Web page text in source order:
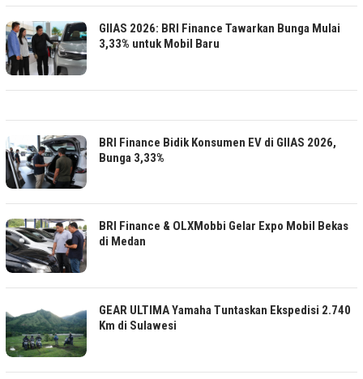
GIIAS 2026: BRI Finance Tawarkan Bunga Mulai
3,33% untuk Mobil Baru
BRI Finance Bidik Konsumen EV di GIIAS 2026,
Bunga 3,33%
BRI Finance & OLXMobbi Gelar Expo Mobil Bekas
di Medan
GEAR ULTIMA Yamaha Tuntaskan Ekspedisi 2.740
Km di Sulawesi